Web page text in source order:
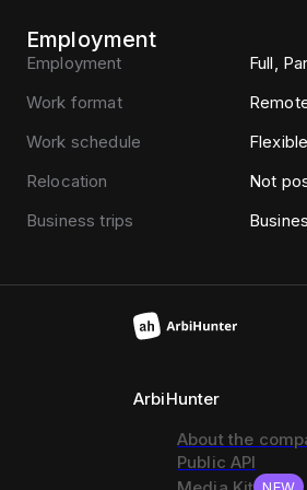
Employment
Employment
Full,
Work format
Work schedule
Flexible
Relocation
Not
Business trips
ArbiHunter
About the
Public API